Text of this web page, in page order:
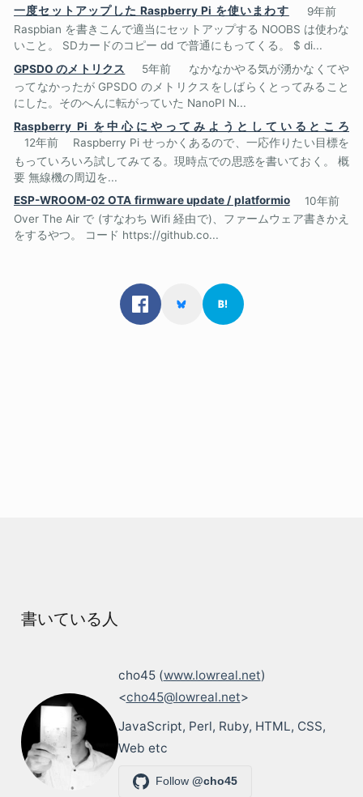
一度セットアップした Raspberry Pi を使いまわす
9年前
Raspbian を書きこんで適当にセットアップする NOOBS は使わな
いこと。 SDカードのコピー dd で普通にもってくる。 $ di...
GPSDO のメトリクス
5年前
なかなかやる気が湧かなくてや
ってなかったが GPSDO のメトリクスをしばらくとってみること
にした。そのへんに転がっていた NanoPI N...
Raspberry Pi を中心にやってみようとしているところ
12年前
Raspberry Pi せっかくあるので、一応作りたい目標を
もっていろいろ試してみてる。現時点での思惑を書いておく。 概
要 無線機の周辺を...
ESP-WROOM-02 OTA firmware update / platformio
10年前
Over The Air で (すなわち Wifi 経由で)、ファームウェア書きかえ
をするやつ。 コード https://github.co...
書いている人
cho45 (www.lowreal.net)
<cho45@lowreal.net>
JavaScript, Perl, Ruby, HTML, CSS,
Web etc
Follow@cho45